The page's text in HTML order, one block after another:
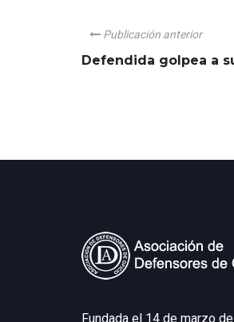
Publicación anterior
Defendida golpea a
Fundada el 14 de marzo